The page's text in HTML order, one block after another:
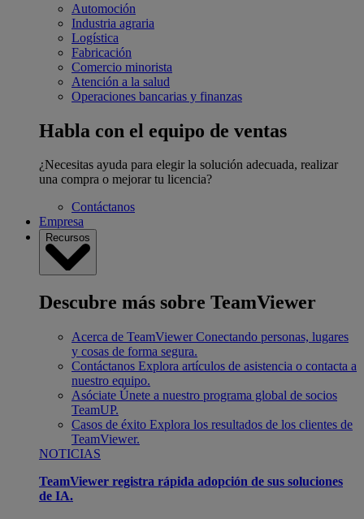
Automoción
Industria agraria
Logística
Fabricación
Comercio minorista
Atención a la salud
Operaciones bancarias y finanzas
Habla con el equipo de ventas
¿Necesitas ayuda para elegir la solución adecuada, realizar
una compra o mejorar tu licencia?
Contáctanos
Empresa
Recursos
Descubre más sobre TeamViewer
Acerca de TeamViewer Conectando personas, lugares
y cosas de forma segura.
Contáctanos Explora artículos de asistencia o contacta a
nuestro equipo.
Asóciate Únete a nuestro programa global de socios
TeamUP.
Casos de éxito Explora los resultados de los clientes de
TeamViewer.
NOTICIAS
TeamViewer registra rápida adopción de sus soluciones
de IA.